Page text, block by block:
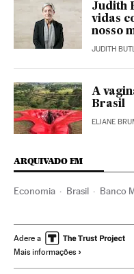
Judith
vidas
nosso
JUDITH
A
Brasil
ELIANE
ARQUIVADO EM
Economia Brasil Banco
Crise humanitária Corpo
Produção audiovisual
Adere a
Mais informações